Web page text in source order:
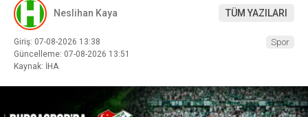
Neslihan Kaya TÜM YAZILARI
Giriş: 07-08-2026 13:38
Güncelleme: 07-08-2026 13:51
Kaynak: İHA
Spor